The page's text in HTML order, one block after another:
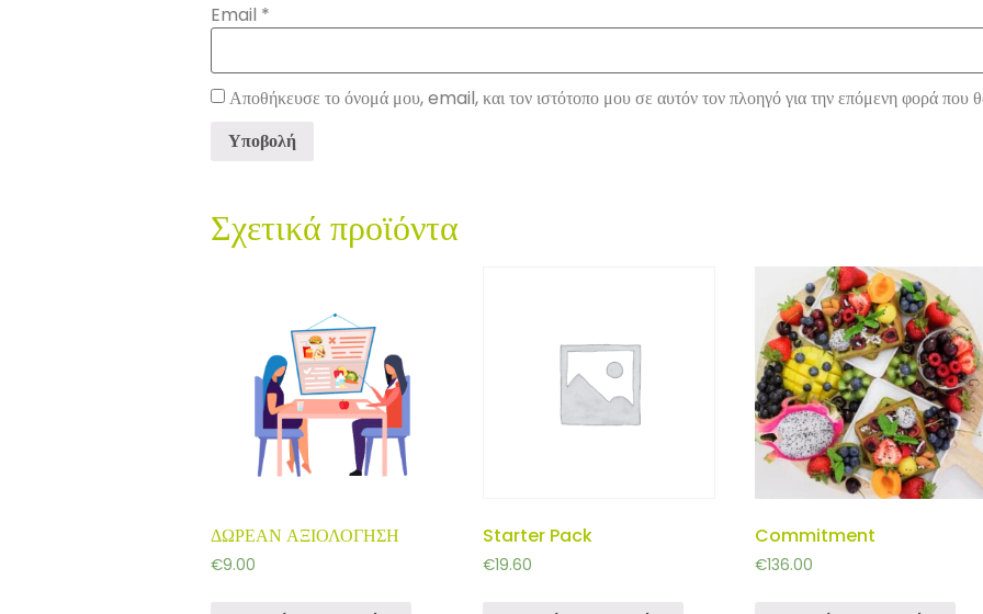
Email *
Αποθήκευσε το όνομά μου, email, και τον ιστότοπο μου σε αυτόν τον πλοηγό για την επόμενη φορά που
Σχετικά προϊόντα
ΔΩΡΕΑΝ ΑΞΙΟΛΟΓΗΣΗ
€9.00
Starter Pack
€19.60
Commitment
€136.00